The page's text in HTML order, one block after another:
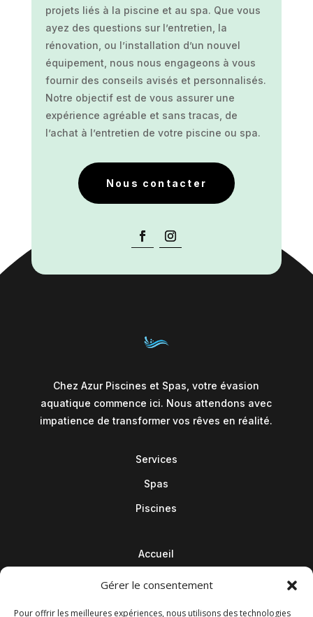
Gérer le consentement
Pour offrir les meilleures expériences, nous utilisons des technologies
projets liés à la piscine et au spa. Que vous
ayez des questions sur l’entretien, la
rénovation, ou l’installation d’un nouvel
équipement, nous nous engageons à vous
fournir des conseils avisés et personnalisés.
Notre objectif est de vous assurer une
expérience agréable et sans tracas, de
l’achat à l’entretien de votre piscine ou spa.
Nous contacter
Chez Azur Piscines et Spas, votre évasion
aquatique commence ici. Nous attendons avec
impatience de transformer vos rêves en réalité.
Services
Spas
Piscines
Accueil